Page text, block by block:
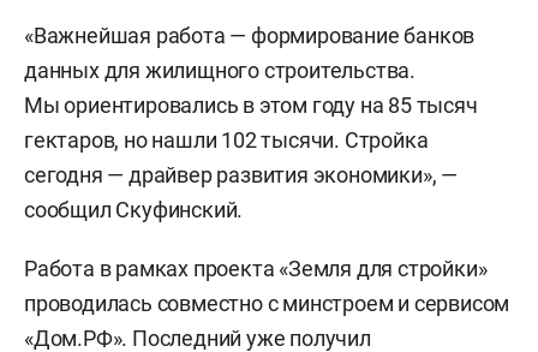
«Важнейшая работа — формирование банков
данных для жилищного строительства.
Мы ориентировались в этом году на 85 тысяч
гектаров, но нашли 102 тысячи. Стройка
сегодня — драйвер развития экономики», —
сообщил Скуфинский.
Работа в рамках проекта «Земля для стройки»
проводилась совместно с минстроем и сервисом
«Дом.РФ». Последний уже получил